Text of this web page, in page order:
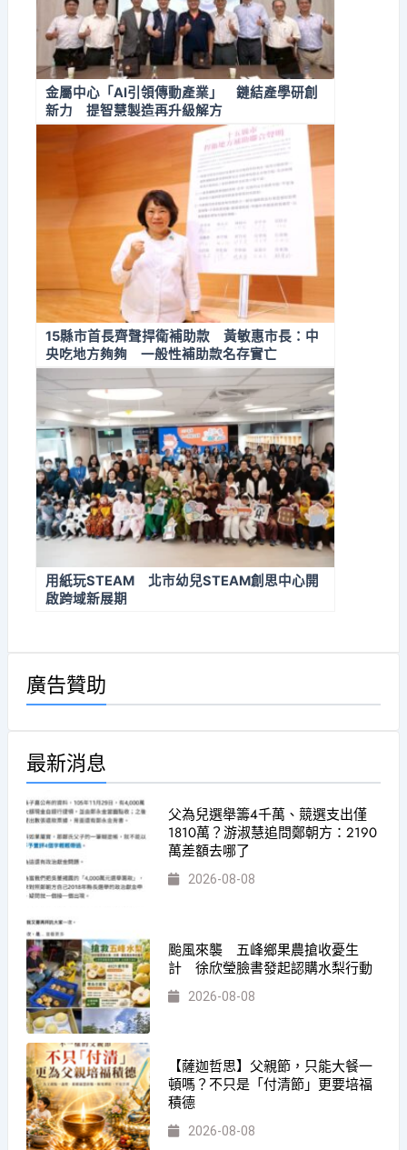
金屬中心「AI引領傳動產業」 鏈結產學研創
新力 提智慧製造再升級解方
15縣市首長齊聲捍衛補助款 黃敏惠市長：中
央吃地方夠夠 一般性補助款名存實亡
用紙玩STEAM 北市幼兒STEAM創思中心開
啟跨域新展期
廣告贊助
最新消息
父為兒選舉籌4千萬、競選支出僅
1810萬？游淑慧追問鄭朝方：2190
萬差額去哪了
2026-08-08
颱風來襲 五峰鄉果農搶收憂生
計 徐欣瑩臉書發起認購水梨行動
2026-08-08
【薩迦哲思】父親節，只能大餐一
頓嗎？不只是「付清節」更要培福
積德
2026-08-08